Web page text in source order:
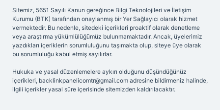
Sitemiz, 5651 Sayılı Kanun gereğince Bilgi Teknolojileri ve İletişim
Kurumu (BTK) tarafından onaylanmış bir Yer Sağlayıcı olarak hizmet
vermektedir. Bu nedenle, sitedeki içerikleri proaktif olarak denetleme
veya araştırma yükümlülüğümüz bulunmamaktadır. Ancak, üyelerimiz
yazdıkları içeriklerin sorumluluğunu taşımakta olup, siteye üye olarak
bu sorumluluğu kabul etmiş sayılırlar.
Hukuka ve yasal düzenlemelere aykırı olduğunu düşündüğünüz
içerikleri, backlinkpanelicomtr@gmail.com adresine bildirmeniz halinde,
ilgili içerikler yasal süre içerisinde sitemizden kaldırılacaktır.